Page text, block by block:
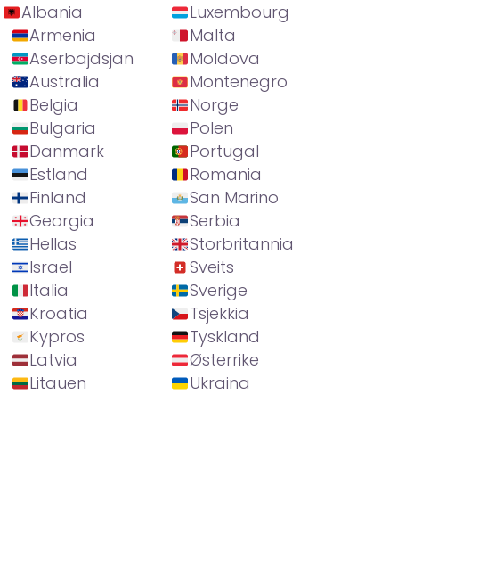
Albania
Armenia
Aserbajdsjan
Australia
Belgia
Bulgaria
Danmark
Estland
Finland
Georgia
Hellas
Israel
Italia
Kroatia
Kypros
Latvia
Litauen
Luxembourg
Malta
Moldova
Montenegro
Norge
Polen
Portugal
Romania
San Marino
Serbia
Storbritannia
Sveits
Sverige
Tsjekkia
Tyskland
Østerrike
Ukraina